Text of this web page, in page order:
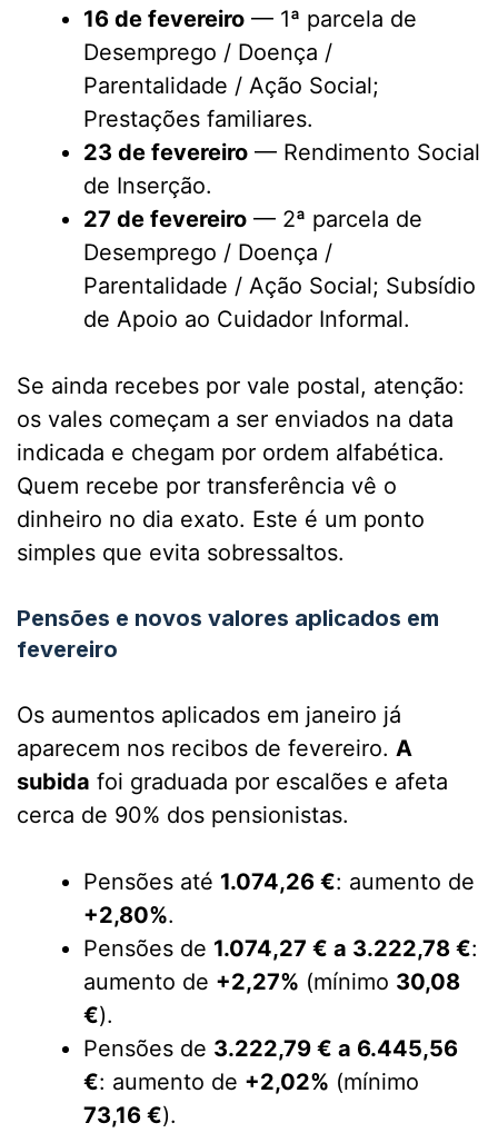
16 de fevereiro — 1ª parcela de
Desemprego / Doença /
Parentalidade / Ação Social;
Prestações familiares.
23 de fevereiro — Rendimento Social
de Inserção.
27 de fevereiro — 2ª parcela de
Desemprego / Doença /
Parentalidade / Ação Social; Subsídio
de Apoio ao Cuidador Informal.
Se ainda recebes por vale postal, atenção:
os vales começam a ser enviados na data
indicada e chegam por ordem alfabética.
Quem recebe por transferência vê o
dinheiro no dia exato. Este é um ponto
simples que evita sobressaltos.
Pensões e novos valores aplicados em
fevereiro
Os aumentos aplicados em janeiro já
aparecem nos recibos de fevereiro. A
subida foi graduada por escalões e afeta
cerca de 90% dos pensionistas.
Pensões até 1.074,26 €: aumento de
+2,80%.
Pensões de 1.074,27 € a 3.222,78 €:
aumento de +2,27% (mínimo 30,08
€).
Pensões de 3.222,79 € a 6.445,56
€: aumento de +2,02% (mínimo
73,16 €).